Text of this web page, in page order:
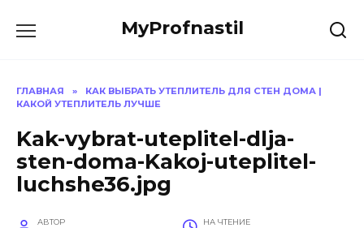
MyProfnastil
ГЛАВНАЯ »
КАК ВЫБРАТЬ УТЕПЛИТЕЛЬ ДЛЯ СТЕН ДОМА |
КАКОЙ УТЕПЛИТЕЛЬ ЛУЧШЕ
Kak-vybrat-uteplitel-dlja-
sten-doma-Kakoj-uteplitel-
luchshe36.jpg
АВТОР НА ЧТЕНИЕ